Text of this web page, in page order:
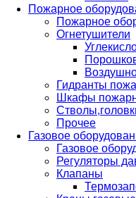
Пожарное
Пожарное
Огнетушители
Гидранты
Шкафы
Прочее
Газовое
Газовое
Регуляторы
Клапаны